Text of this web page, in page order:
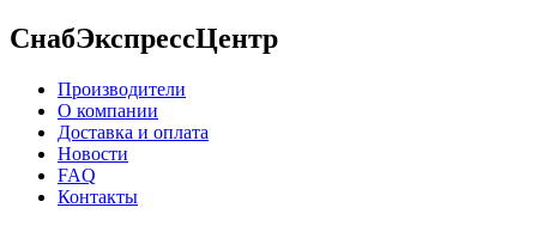
СнабЭкспрессЦентр
Производители
О компании
Доставка и оплата
Новости
FAQ
Контакты